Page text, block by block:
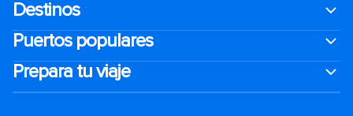
Destinos
Puertos populares
Prepara tu viaje